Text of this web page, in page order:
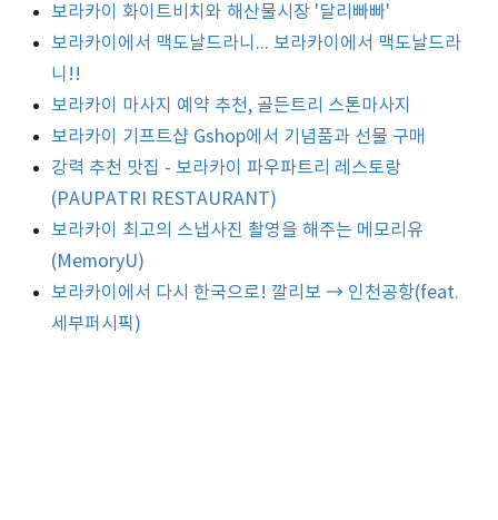
보라카이 화이트비치와 해산물시장 '달리빠빠'
보라카이에서 맥도날드라니... 보라카이에서 맥도날드라
니!!
보라카이 마사지 예약 추천, 골든트리 스톤마사지
보라카이 기프트샵 Gshop에서 기념품과 선물 구매
강력 추천 맛집 - 보라카이 파우파트리 레스토랑
(PAUPATRI RESTAURANT)
보라카이 최고의 스냅사진 촬영을 해주는 메모리유
(MemoryU)
보라카이에서 다시 한국으로! 깔리보 → 인천공항(feat.
세부퍼시픽)